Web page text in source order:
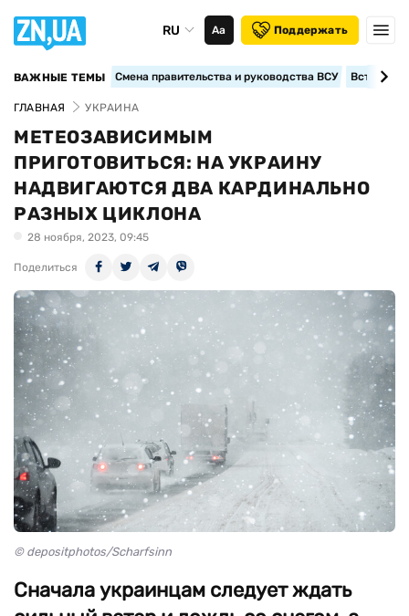
RU Аа Поддержать
ВАЖНЫЕ ТЕМЫ Смена правительства и руководства ВСУ
ГЛАВНАЯ УКРАИНА
МЕТЕОЗАВИСИМЫМ
ПРИГОТОВИТЬСЯ: НА УКРАИНУ
НАДВИГАЮТСЯ ДВА КАРДИНАЛЬНО
РАЗНЫХ ЦИКЛОНА
28 ноября, 2023, 09:45
Поделиться
© depositphotos/Scharfsinn
Сначала украинцам следует ждать